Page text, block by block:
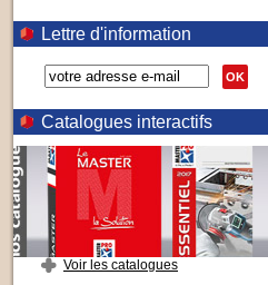
Lettre d'information
OK
Catalogues interactifs
Voir les catalogues